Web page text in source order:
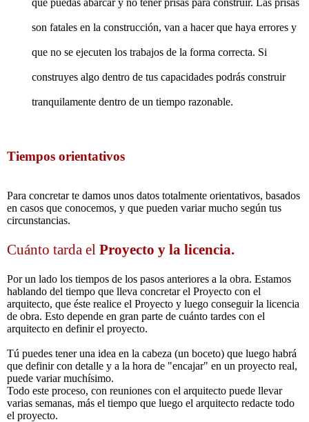
que puedas abarcar y no tener prisas para construir. Las prisas
son fatales en la construcción, van a hacer que haya errores y
que no se ejecuten los trabajos de la forma correcta. Si
construyes algo dentro de tus capacidades podrás construir
tranquilamente dentro de un tiempo razonable.
Tiempos orientativos
Para concretar te damos unos datos totalmente orientativos, basados
en casos que conocemos, y que pueden variar mucho según tus
circunstancias.
Cuánto tarda el Proyecto y la licencia.
Por un lado los tiempos de los pasos anteriores a la obra. Estamos
hablando del tiempo que lleva concretar el Proyecto con el
arquitecto, que éste realice el Proyecto y luego conseguir la licencia
de obra. Esto depende en gran parte de cuánto tardes con el
arquitecto en definir el proyecto.
Tú puedes tener una idea en la cabeza (un boceto) que luego habrá
que definir con detalle y a la hora de "encajar" en un proyecto real,
puede variar muchísimo.
Todo este proceso, con reuniones con el arquitecto puede llevar
varias semanas, más el tiempo que luego el arquitecto redacte todo
el proyecto.